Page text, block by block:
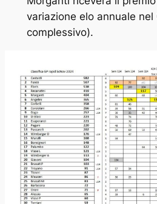
variazione elo annuale nel
complessivo).